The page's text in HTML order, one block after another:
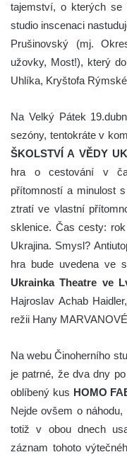
tajemství, o kterých se
studio inscenaci
Prušinovský (mj.
užovky, Most!), který
Uhlíka, Kryštofa
Na Velký Pátek
sezóny, tentokráte v
ŠKOLSTVÍ A VĚDY
hra o cestování v
přítomností a minulost
ztratí ve vlastní
sklenice. Čas cesty:
Ukrajina. Smysl?
hra bude uvedena ve
Ukrainka Theatre ve
Hajroslav Achab
režii Hany
Na webu Činoherního
je patrné, že dva dny
oblíbený kus HOMO
Nejde ovšem o
totiž v obou dnech
záznam tohoto